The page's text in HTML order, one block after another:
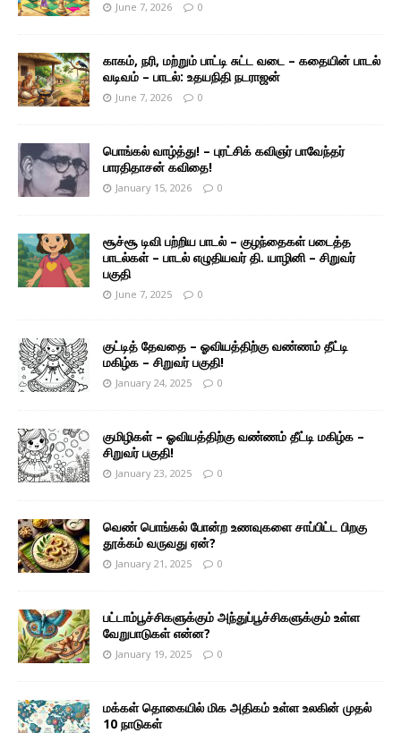
June 7, 2026 0
காகம், நரி, மற்றும் பாட்டி சுட்ட வடை – கதையின் பாடல்
வடிவம் – பாடல்: உதயநிதி நடராஜன்
June 7, 2026 0
பொங்கல் வாழ்த்து! – புரட்சிக் கவிஞர் பாவேந்தர்
பாரதிதாசன் கவிதை!
January 15, 2026 0
சூச்சூ டிவி பற்றிய பாடல் – குழந்தைகள் படைத்த
பாடல்கள் – பாடல் எழுதியவர் தி. யாழினி – சிறுவர்
பகுதி
June 7, 2025 0
குட்டித் தேவதை – ஓவியத்திற்கு வண்ணம் தீட்டி
மகிழ்க – சிறுவர் பகுதி!
January 24, 2025 0
குமிழிகள் – ஓவியத்திற்கு வண்ணம் தீட்டி மகிழ்க –
சிறுவர் பகுதி!
January 23, 2025 0
வெண் பொங்கல் போன்ற உணவுகளை சாப்பிட்ட பிறகு
தூக்கம் வருவது ஏன்?
January 21, 2025 0
பட்டாம்பூச்சிகளுக்கும் அந்துப்பூச்சிகளுக்கும் உள்ள
வேறுபாடுகள் என்ன?
January 19, 2025 0
மக்கள் தொகையில் மிக அதிகம் உள்ள உலகின் முதல்
10 நாடுகள்